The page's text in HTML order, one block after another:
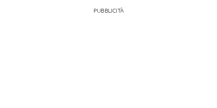
PUBBLICITÀ